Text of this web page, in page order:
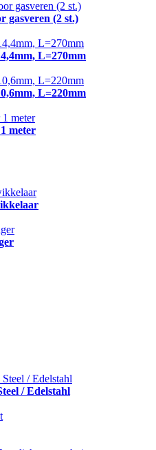
gasveren (2 st.)
L=270mm
L=220mm
meter
/ Edelstahl